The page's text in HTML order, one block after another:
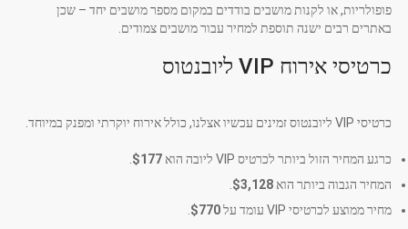
פופולריות, או לקנות מושבים בודדים במקום מספר מושבים יחד – שכן
באתרים רבים ישנה תוספת למחיר עבור מושבים צמודים.
כרטיסי אירוח VIP ליובנטוס
כרטיסי VIP ליובנטוס זמינים עכשיו אצלנו, כולל אירוח יוקרתי ומפנק במיוחד.
כרגע המחיר הזול ביותר לכרטיס VIP ליובה הוא $177
המחיר הגבוה ביותר הוא $3,128
מחיר ממוצע לכרטיסי VIP עומד על
$770